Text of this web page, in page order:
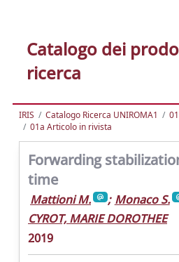
Catalogo dei
ricerca
IRIS Catalogo Ricerca UNIROMA1
01a Articolo in rivista
Forwarding
time
Mattioni M. ; Monaco S.
CYROT, MARIE DOROTHEE
2019